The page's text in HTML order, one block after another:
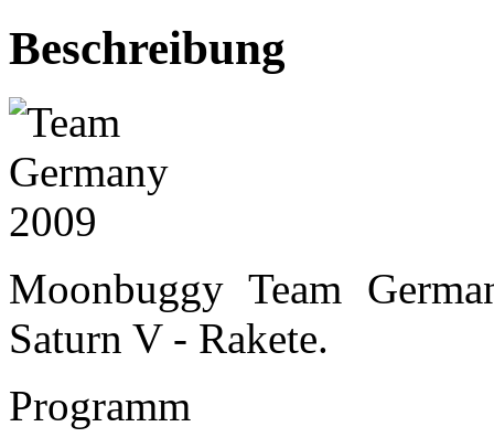
Beschreibung
Moonbuggy Team
Saturn V - Rakete.
Programm